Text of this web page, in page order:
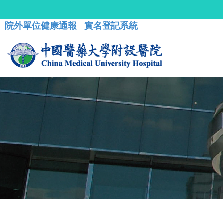
院外單位健康通報 實名登記系統